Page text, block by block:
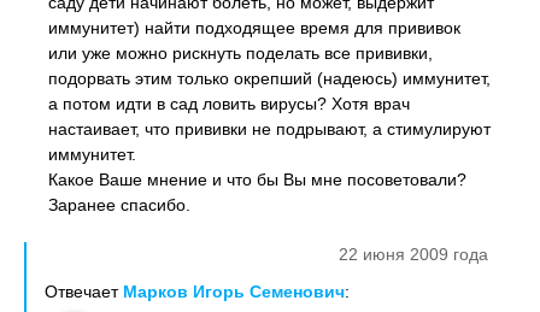
иммунитет) найти подходящее время для прививок
или уже можно рискнуть поделать все прививки,
подорвать этим только окрепший (надеюсь) иммунитет,
а потом идти в сад ловить вирусы? Хотя врач
настаивает, что прививки не подрывают, а стимулируют
иммунитет.
Какое Ваше мнение и что бы Вы мне посоветовали?
Заранее спасибо.
22 июня 2009 года
Отвечает Марков Игорь Семенович: